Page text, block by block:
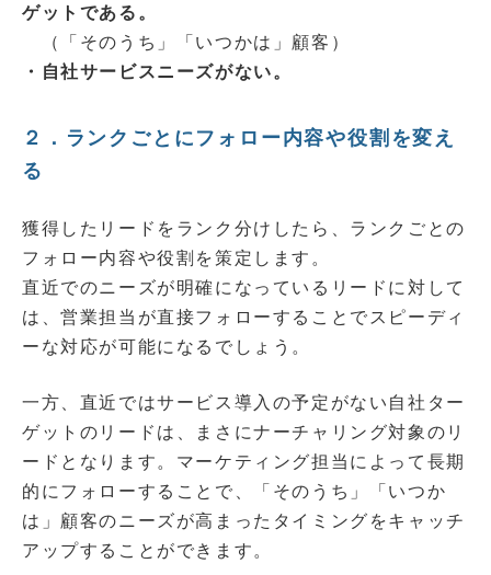
ゲットである。
（「そのうち」「いつかは」顧客）
・自社サービスニーズがない。
２．ランクごとにフォロー内容や役割を変え
る
獲得したリードをランク分けしたら、ランクごとの
フォロー内容や役割を策定します。
直近でのニーズが明確になっているリードに対して
は、営業担当が直接フォローすることでスピーディ
ーな対応が可能になるでしょう。
一方、直近ではサービス導入の予定がない自社ター
ゲットのリードは、まさにナーチャリング対象のリ
ードとなります。マーケティング担当によって長期
的にフォローすることで、「そのうち」「いつか
は」顧客のニーズが高まったタイミングをキャッチ
アップすることができます。